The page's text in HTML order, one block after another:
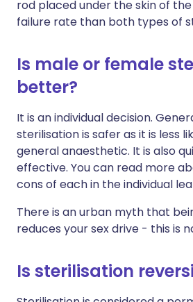
rod placed under the skin of
failure rate than both types of
Is male or female
better?
It is an individual decision.
sterilisation is safer as it is less
general anaesthetic. It is also
effective. You can read more
cons of each in the individual
There is an urban myth that
reduces your sex drive - this is
Is sterilisation